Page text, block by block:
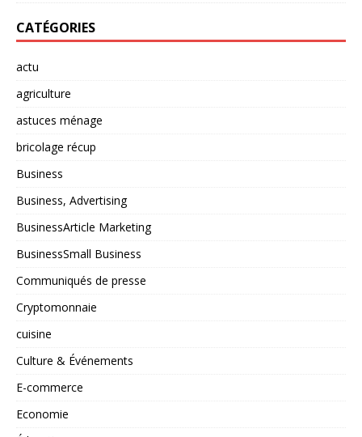
CATÉGORIES
actu
agriculture
astuces ménage
bricolage récup
Business
Business, Advertising
BusinessArticle Marketing
BusinessSmall Business
Communiqués de presse
Cryptomonnaie
cuisine
Culture & Événements
E-commerce
Economie